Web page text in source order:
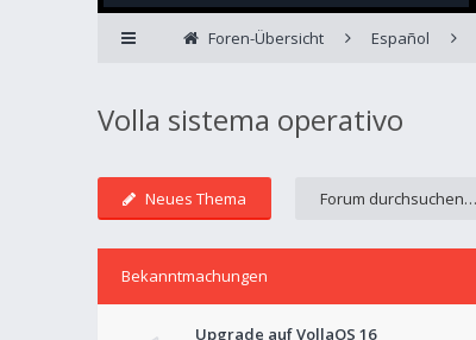
Foren-Übersicht Español
Volla sistema operativo
Neues Thema
Bekanntmachungen
Upgrade auf VollaOS 16